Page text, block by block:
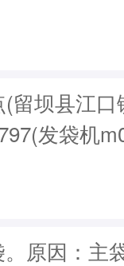
留坝县江
发袋机
原因：主